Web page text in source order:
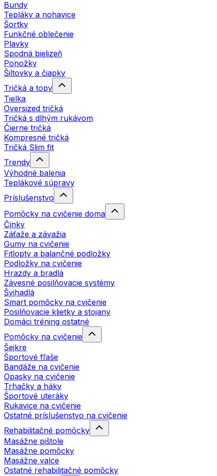
Bundy
Tepláky a nohavice
Šortky
Funkčné oblečenie
Plavky
Spodná bielizeň
Ponožky
Šiltovky a čiapky
Tričká a topy
Tielka
Oversized tričká
Tričká s dlhým rukávom
Čierne tričká
Kompresné tričká
Tričká Slim fit
Trendy
Výhodné balenia
Teplákové súpravy
Príslušenstvo
Pomôcky na cvičenie doma
Činky
Záťaže a závažia
Gumy na cvičenie
Fitlopty a balančné podložky
Podložky na cvičenie
Hrazdy a bradlá
Závesné posilňovacie systémy
Švihadlá
Smart pomôcky na cvičenie
Posilňovacie klietky a stojany
Domáci tréning ostatné
Pomôcky na cvičenie
Šejkre
Športové fľaše
Bandáže na cvičenie
Opasky na cvičenie
Trhačky a háky
Športové uteráky
Rukavice na cvičenie
Ostatné príslušenstvo na cvičenie
Rehabilitačné pomôcky
Masážne pištole
Masážne pomôcky
Masážne valce
Ostatné rehabilitačné pomôcky